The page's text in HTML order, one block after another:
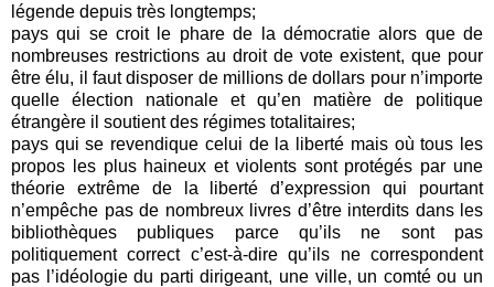
légende depuis très longtemps;
pays qui se croit le phare de la démocratie alors que de
nombreuses restrictions au droit de vote existent, que pour
être élu, il faut disposer de millions de dollars pour n’importe
quelle élection nationale et qu’en matière de politique
étrangère il soutient des régimes totalitaires;
pays qui se revendique celui de la liberté mais où tous les
propos les plus haineux et violents sont protégés par une
théorie extrême de la liberté d’expression qui pourtant
n’empêche pas de nombreux livres d’être interdits dans les
bibliothèques publiques parce qu’ils ne sont pas
politiquement correct c’est-à-dire qu’ils ne correspondent
pas l’idéologie du parti dirigeant, une ville, un comté ou un